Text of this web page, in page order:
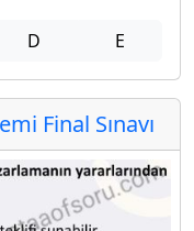
D E
Final Sınavı